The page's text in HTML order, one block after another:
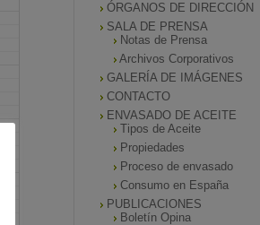
ÓRGANOS DE DIRECCIÓN
SALA DE PRENSA
Notas de Prensa
Archivos Corporativos
GALERÍA DE IMÁGENES
CONTACTO
ENVASADO DE ACEITE
Tipos de Aceite
Propiedades
Proceso de envasado
Consumo en España
PUBLICACIONES
Boletín Opina